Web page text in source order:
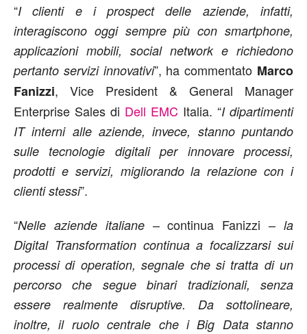
“I clienti e i prospect delle aziende, infatti,
interagiscono oggi sempre più con smartphone,
applicazioni mobili, social network e richiedono
pertanto servizi innovativi”, ha commentato Marco
Fanizzi, Vice President & General Manager
Enterprise Sales di Dell EMC Italia. “I dipartimenti
IT interni alle aziende, invece, stanno puntando
sulle tecnologie digitali per innovare processi,
prodotti e servizi, migliorando la relazione con i
clienti stessi”.
“Nelle aziende italiane– continua Fanizzi –la
Digital Transformation continua a focalizzarsi sui
processi di operation, segnale che si tratta di un
percorso che segue binari tradizionali, senza
essere realmente disruptive. Da sottolineare,
inoltre, il ruolo centrale che i Big Data stanno